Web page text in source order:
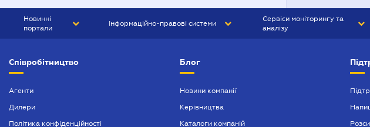
Новинні
портали
БІЗНЕС
Інформаційно-правові системи
БУХГАЛТЕР ПРОФ
Сервіси моніторингу та
аналізу
Співробітництво
Агенти
Дилери
Політика конфіденційності
Блог
Новини компанії
Керівництва
Каталоги компаній